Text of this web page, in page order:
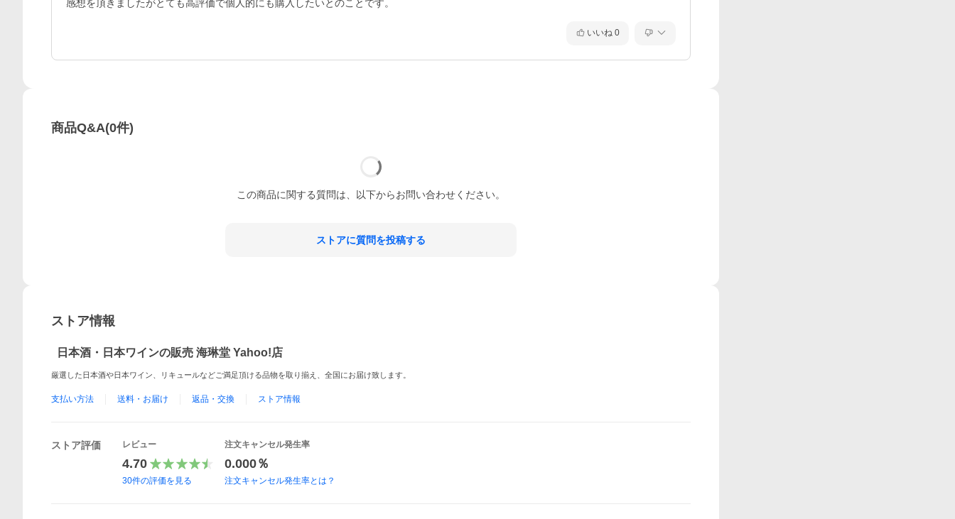
感想を頂きましたがとても高評価で個人的にも購入したいとのことです。
いいね 0
商品Q&A(0件)
この商品に関する質問は、以下からお問い合わせください。
ストアに質問を投稿する
ストア情報
日本酒・日本ワインの販売 海琳堂 Yahoo!店
厳選した日本酒や日本ワイン、リキュールなどご満足頂ける品物を取り揃え、全国にお届け致します。
支払い方法 送料・お届け 返品・交換 ストア情報
ストア評価 レビュー
4.70
30件の評価を見る
注文キャンセル発生率
0.000％
注文キャンセル発生率とは？